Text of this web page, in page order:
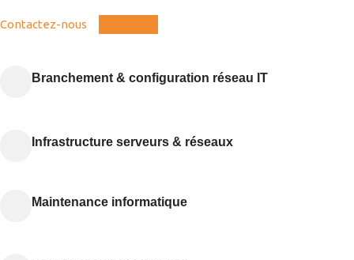
Contactez-nous
Branchement & configuration réseau IT
Infrastructure serveurs & réseaux
Maintenance informatique